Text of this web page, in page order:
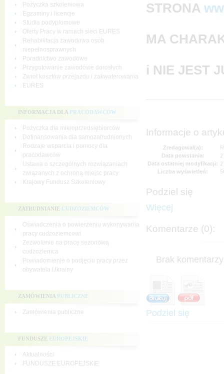
Pożyczka szkoleniowa
Egzaminy i licencje
Studia podyplomowe
Oferty Pracy w ramach sieci EURES
Rehabilitacja zawodowa osób
niepełnosprawnych
Poradnictwo zawodowe
Przygotowanie zawodowe dorosłych
Zwrot kosztów przejazdu i zakwaterowania
EURES
INFORMACJA DLA PRACODAWCÓW
Pożyczka dla mikroprzedsiębiorców
Dofinansowania dla samozatrudnionych
Rodzaje wsparcia i pomocy dla
pracodawców
Ustawa o szczególnych rozwiązaniach
związanych z ochroną miejsc pracy
Krajowy Fundusz Szkoleniowy
ZATRUDNIANIE CUDZOZIEMCÓW
Oświadczenia o powierzeniu wykonywania
pracy cudzoziemcowi
Zezwolenie na pracę sezonową
cudzoziemca
Powiadomienie o podjęciu pracy przez
obywatela Ukrainy
ZAMÓWIENIA PUBLICZNE
Zamówienia publiczne
FUNDUSZE EUROPEJSKIE
Aktualności
FUNDUSZE EUROPEJSKIE
STRONA
MA
i NIE JEST
Informacje o
Zredagował(a):
Data powstania:
Data ostatniej modyfikacji:
Liczba wyświetleń:
Podziel się
Więcej
Komentarze (0):
Brak
Podziel się